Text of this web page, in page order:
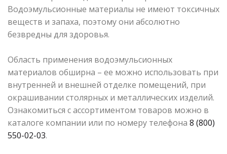
Водоэмульсионные материалы не имеют токсичных
веществ и запаха, поэтому они абсолютно
безвредны для здоровья.
Область применения водоэмульсионных
материалов обширна – ее можно использовать при
внутренней и внешней отделке помещений, при
окрашивании столярных и металлических изделий.
Ознакомиться с ассортиментом товаров можно в
каталоге компании или по номеру телефона 8 (800)
550-02-03.